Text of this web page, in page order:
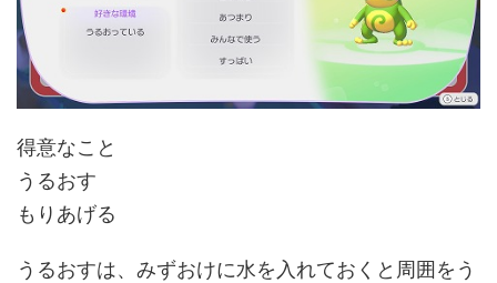
得意なこと
うるおす
もりあげる
うるおすは、みずおけに水を入れておくと周囲をう